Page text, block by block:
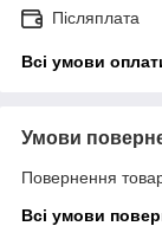
Післяплата
Всі умови
Умови
Повернення
Всі умови